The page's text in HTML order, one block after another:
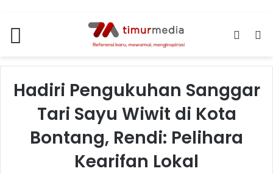
Switch
Hadiri Pengukuhan Sanggar
Tari Sayu Wiwit di Kota
Bontang, Rendi: Pelihara
Kearifan Lokal